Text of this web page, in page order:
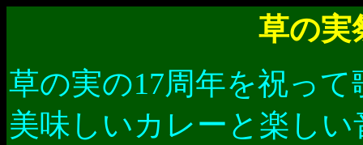
草の
草の実の17周年を祝って
美味しいカレーと楽し